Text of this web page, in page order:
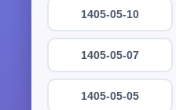
1405-05-10
1405-05-07
1405-05-05